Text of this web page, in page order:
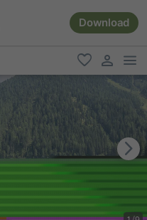
Download
favorit
user link